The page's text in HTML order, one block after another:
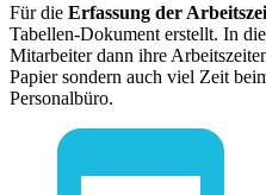
Für die Erfassung der
Tabellen-Dokument erstellt. In
Mitarbeiter dann ihre
Papier sondern auch viel Zeit
Personalbüro.